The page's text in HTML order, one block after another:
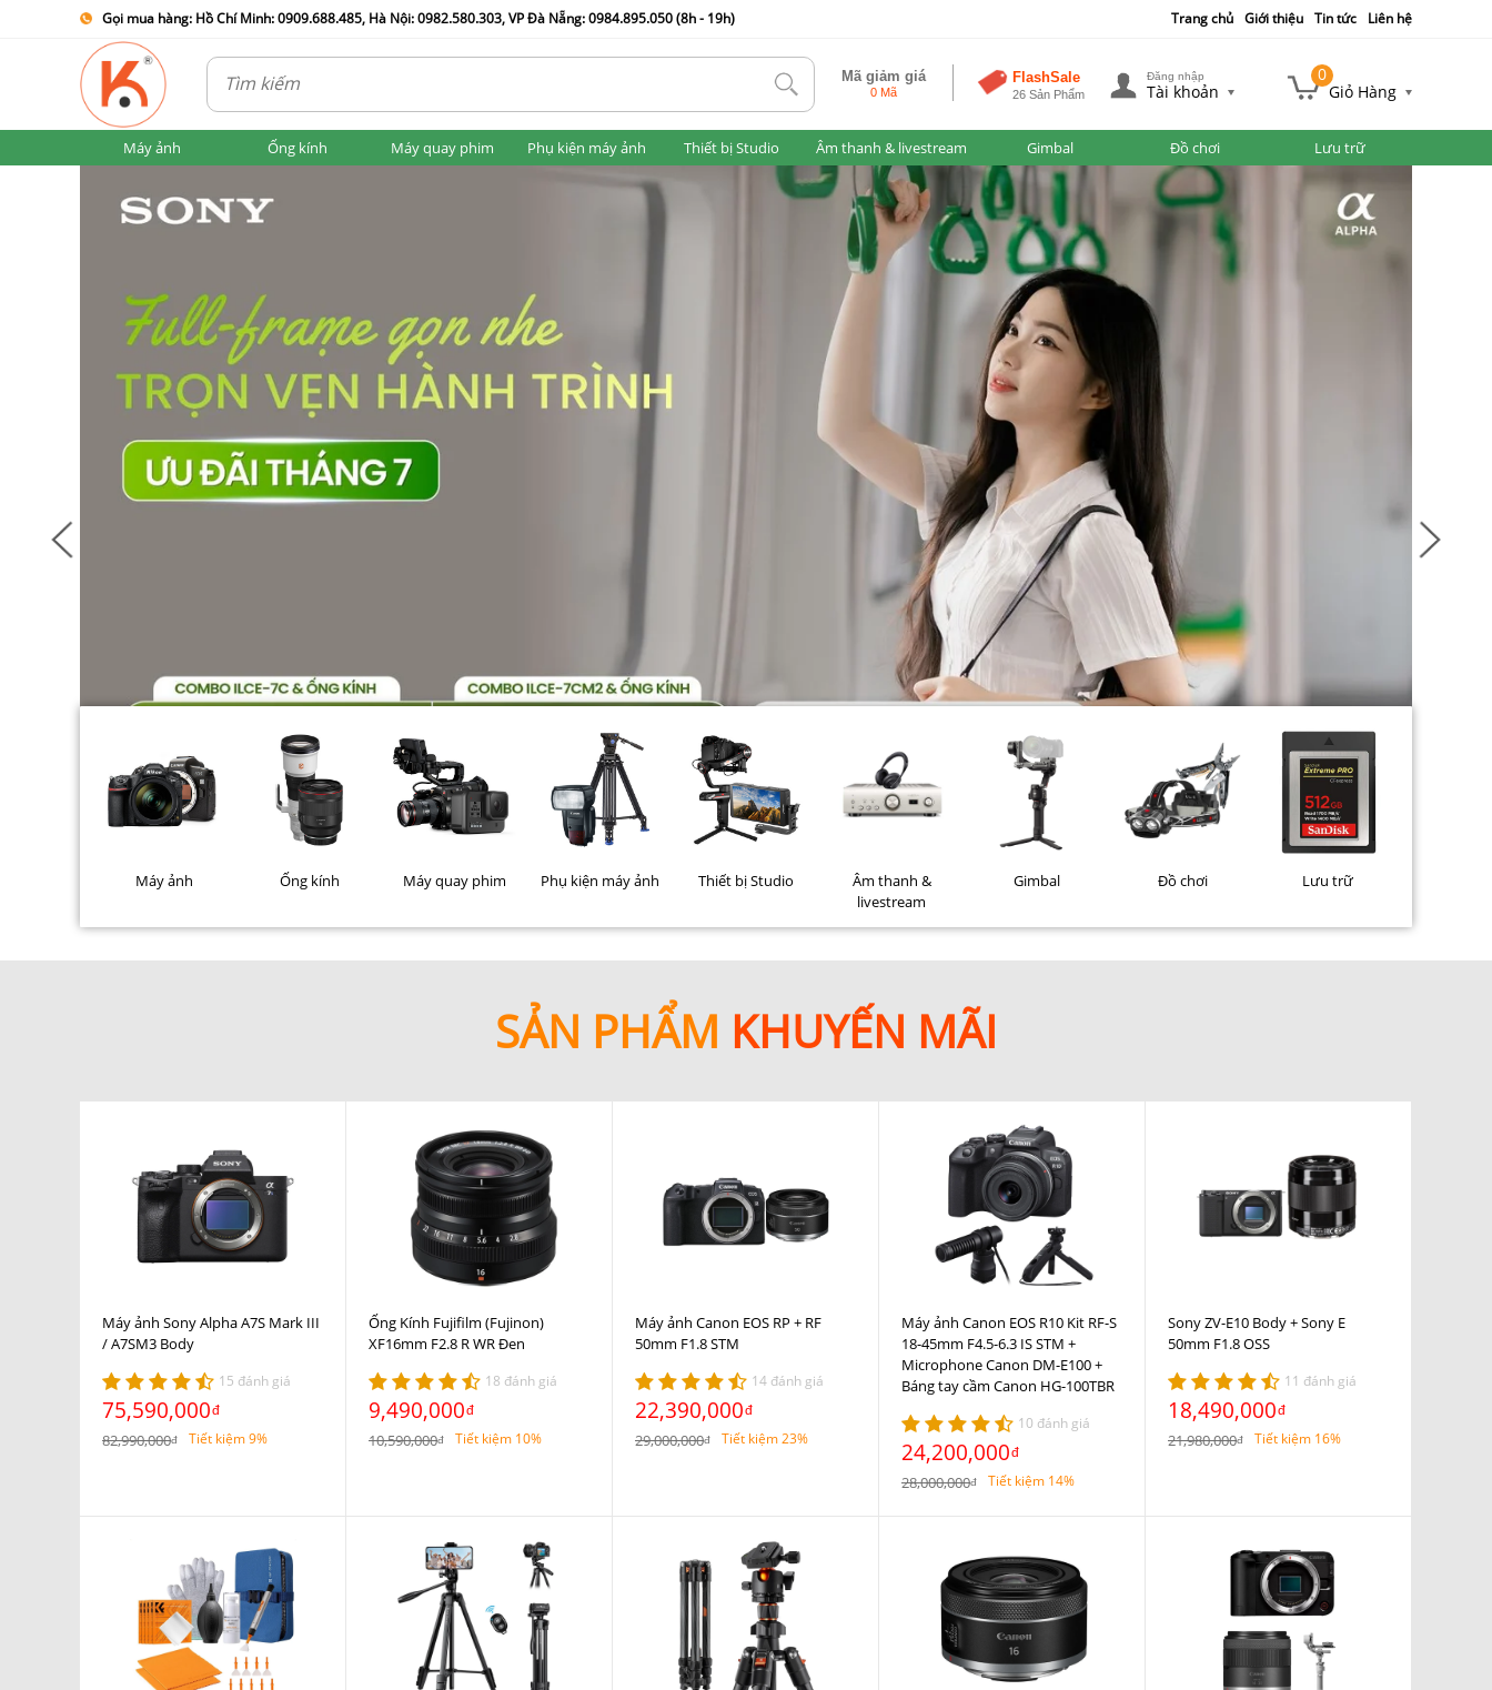
Gọi mua hàng: Hồ Chí Minh: 0909.688.485, Hà Nội: 0982.580.303, VP Đà Nẵng: 0984.895.050 (8h - 19h) Trang chủ Giới thiệu Tin tức Liên hệ
tlk Mã giảm giá
0 Mã
FlashSale
26 Sản Phẩm
Đăng nhập
Tài khoản
0
Giỏ Hàng
Máy ảnh Ống kính Máy quay phim Phụ kiện máy ảnh Thiết bị Studio Âm thanh & livestream Gimbal Đồ chơi Lưu trữ
Máy ảnh Ống kính Máy quay phim Phụ kiện máy ảnh Thiết bị Studio
Âm thanh &
livestream
Gimbal Đồ chơi Lưu trữ
SẢN PHẨM KHUYẾN MÃI
Máy ảnh Sony Alpha A7S Mark III
/ A7SM3 Body
15 đánh giá
75,590,000đ
82,990,000đ Tiết kiệm 9%
Ống Kính Fujifilm (Fujinon)
XF16mm F2.8 R WR Đen
18 đánh giá
9,490,000đ
10,590,000đ Tiết kiệm 10%
Máy ảnh Canon EOS RP + RF
50mm F1.8 STM
14 đánh giá
22,390,000đ
29,000,000đ Tiết kiệm 23%
Máy ảnh Canon EOS R10 Kit RF-S
18-45mm F4.5-6.3 IS STM +
Microphone Canon DM-E100 +
Báng tay cầm Canon HG-100TBR
10 đánh giá
24,200,000đ
28,000,000đ Tiết kiệm 14%
Sony ZV-E10 Body + Sony E
50mm F1.8 OSS
11 đánh giá
18,490,000đ
21,980,000đ Tiết kiệm 16%